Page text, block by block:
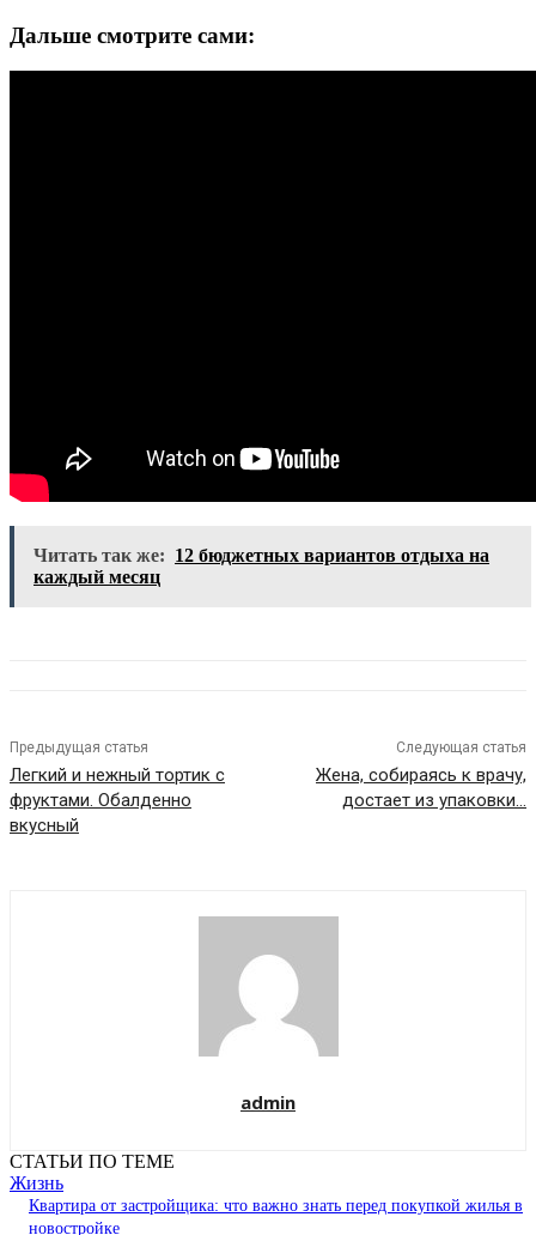
Дальше смотрите сами:
Читать так же: 12 бюджетных вариантов отдыха на
каждый месяц
Предыдущая статья
Легкий и нежный тортик с
фруктами. Обалденно
вкусный
Следующая статья
Жена, собираясь к врачу,
достает из упаковки…
admin
СТАТЬИ ПО ТЕМЕ
Жизнь
Квартира от застройщика: что важно знать перед покупкой жилья в
новостройке